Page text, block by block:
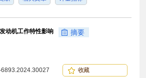
动机工作特性影响 摘要
收藏